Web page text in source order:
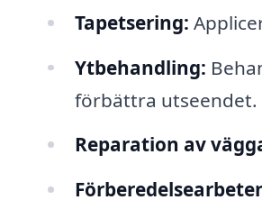
Tapetsering:
Ytbehandling:
förbättra utseendet.
Reparation av